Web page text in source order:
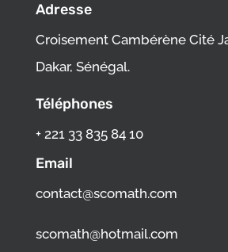
Adresse
Croisement Cambérène Cité
Dakar, Sénégal.
Téléphones
+ 221 33 835 84 10
Email
contact@scomath.com
scomath@hotmail.com